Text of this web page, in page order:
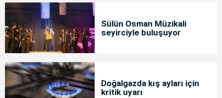
Sülün Osman Müzikali
seyirciyle buluşuyor
Doğalgazda kış ayları için
kritik uyarı